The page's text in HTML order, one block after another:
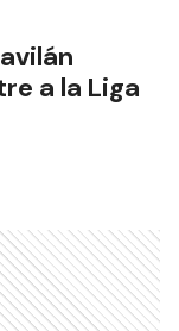
a la Liga